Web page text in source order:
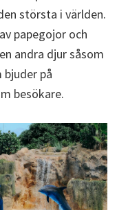
största i världen.
papegojor och
andra djur såsom
på
besökare.